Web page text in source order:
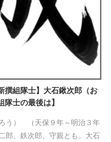
撰組隊士】大石鍬次郎（お
士の最後は】
う） （天保９年～明治３年
郎、鉄次郎、守親とも。大石